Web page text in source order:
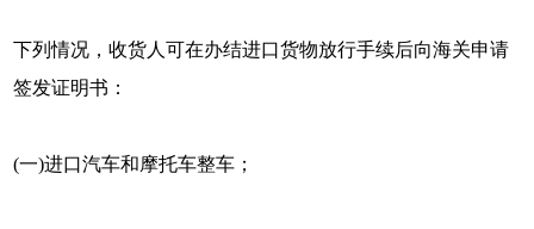
下列情况，收货人可在办结进口货物放行手续后向海关申请
签发证明书：
(一)进口汽车和摩托车整车；